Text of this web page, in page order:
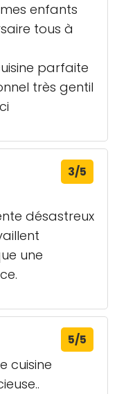
enfants
tous à
parfaite
très gentil
3/5
désastreux
une
5/5
cuisine